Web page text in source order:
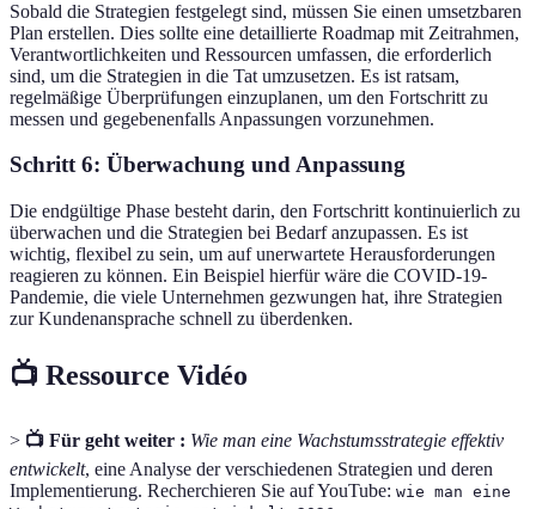
Sobald die Strategien festgelegt sind, müssen Sie einen umsetzbaren
Plan erstellen. Dies sollte eine detaillierte Roadmap mit Zeitrahmen,
Verantwortlichkeiten und Ressourcen umfassen, die erforderlich
sind, um die Strategien in die Tat umzusetzen. Es ist ratsam,
regelmäßige Überprüfungen einzuplanen, um den Fortschritt zu
messen und gegebenenfalls Anpassungen vorzunehmen.
Schritt 6: Überwachung und Anpassung
Die endgültige Phase besteht darin, den Fortschritt kontinuierlich zu
überwachen und die Strategien bei Bedarf anzupassen. Es ist
wichtig, flexibel zu sein, um auf unerwartete Herausforderungen
reagieren zu können. Ein Beispiel hierfür wäre die COVID-19-
Pandemie, die viele Unternehmen gezwungen hat, ihre Strategien
zur Kundenansprache schnell zu überdenken.
📺 Ressource Vidéo
> 📺 Für geht weiter : Wie man eine Wachstumsstrategie effektiv
entwickelt, eine Analyse der verschiedenen Strategien und deren
Implementierung. Recherchieren Sie auf YouTube: wie man eine